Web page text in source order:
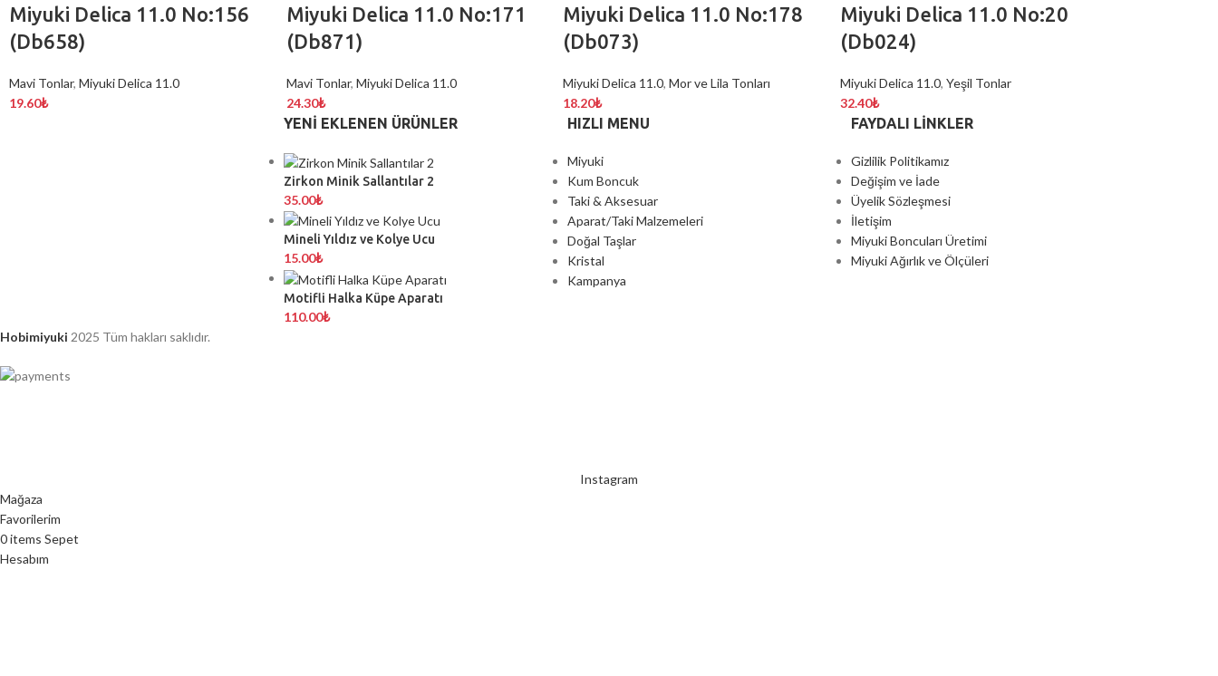
Miyuki Delica 11.0 No:156
(Db658)
Mavi Tonlar, Miyuki Delica 11.0
19.60₺
Miyuki Delica 11.0 No:171
(Db871)
Mavi Tonlar, Miyuki Delica 11.0
24.30₺
Miyuki Delica 11.0 No:178
(Db073)
Miyuki Delica 11.0, Mor ve Lila Tonları
18.20₺
Miyuki Delica 11.0 No:20
(Db024)
Miyuki Delica 11.0, Yeşil Tonlar
32.40₺
YENI EKLENEN ÜRÜNLER
Zirkon Minik Sallantılar 2
35.00₺
Mineli Yıldız ve Kolye Ucu
15.00₺
Motifli Halka Küpe Aparatı
110.00₺
HIZLI MENU
Miyuki
Kum Boncuk
Taki & Aksesuar
Aparat/Taki Malzemeleri
Doğal Taşlar
Kristal
Kampanya
FAYDALI LİNKLER
Gizlilik Politikamız
Değişim ve İade
Üyelik Sözleşmesi
İletişim
Miyuki Boncuları Üretimi
Miyuki Ağırlık ve Ölçüleri
Hobimiyuki 2025 Tüm hakları saklıdır.
Instagram
Mağaza
Favorilerim
0items Sepet
Hesabım